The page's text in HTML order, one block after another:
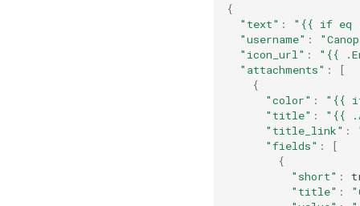
{
"text" :
"{{ if eq
"username" :
"icon_url" : "{{
"attachments" :
[
{
"color" :
"{{ if
"title" : "{{
"title_link" :
"fields" :
[
{
"short" :
"title" :